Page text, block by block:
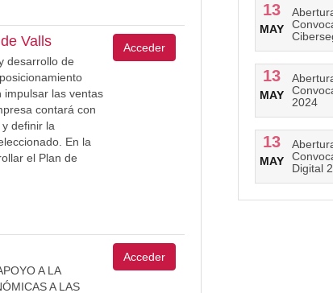
Valls
desarrollo de
impulsar las ventas
contará con
definir la
En la
el Plan de
Acceder
A LA
A LAS
Acceder
13
MAY
13
MAY
2024
13
MAY
Digital